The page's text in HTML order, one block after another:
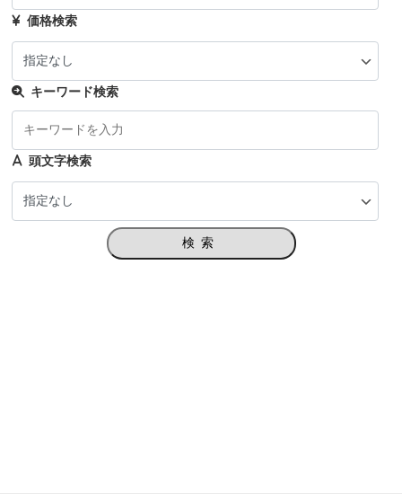
価格検索
キーワード検索
頭文字検索
検索